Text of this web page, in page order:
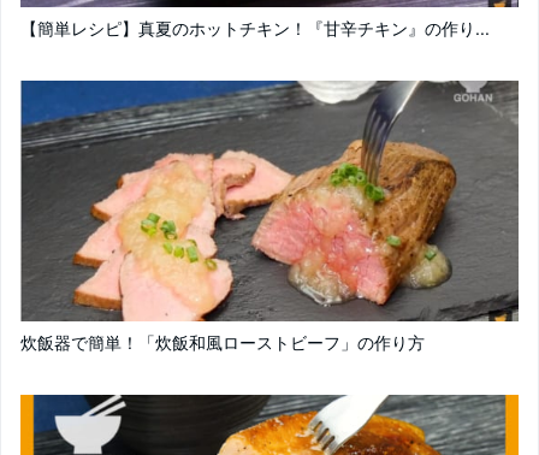
【簡単レシピ】真夏のホットチキン！『甘辛チキン』の作り...
炊飯器で簡単！「炊飯和風ローストビーフ」の作り方